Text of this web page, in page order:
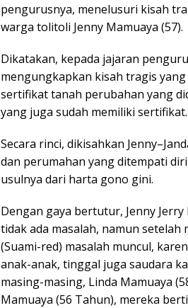
pengurusnya, menelusuri kisah
warga tolitoli Jenny Mamuaya (57).
Dikatakan, kepada jajaran
mengungkapkan kisah tragis
sertifikat tanah perubahan yang
yang juga sudah memiliki sertifikat.
Secara rinci, dikisahkan
dan perumahan yang ditempati
usulnya dari harta gono gini.
Dengan gaya bertutur, Jenny
tidak ada masalah, namun setelah
(Suami-red) masalah muncul,
anak-anak, tinggal juga saudara
masing-masing, Linda Mamuaya
Mamuaya (56 Tahun), mereka